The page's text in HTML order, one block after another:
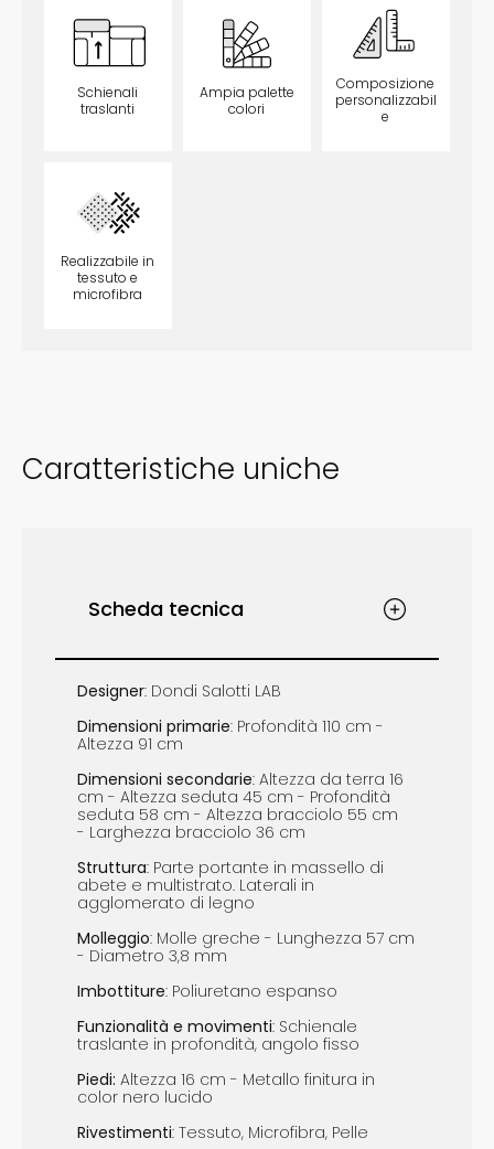
Schienali
traslanti
Ampia palette
colori
Composizione
personalizzabil
e
Realizzabile in
tessuto e
microfibra
Caratteristiche uniche
Scheda tecnica
Designer: Dondi Salotti LAB
Dimensioni primarie: Profondità 110 cm -
Altezza 91 cm
Dimensioni secondarie: Altezza da terra 16
cm - Altezza seduta 45 cm - Profondità
seduta 58 cm - Altezza bracciolo 55 cm
- Larghezza bracciolo 36 cm
Struttura: Parte portante in massello di
abete e multistrato. Laterali in
agglomerato di legno
Molleggio: ​Molle greche - Lunghezza 57 cm
- Diametro 3,8 mm
Imbottiture: Poliuretano espanso
Funzionalità e movimenti: Schienale
traslante in profondità, angolo fisso
Piedi: Altezza 16 cm - Metallo finitura in
color nero lucido
Rivestimenti: Tessuto, Microfibra, Pelle